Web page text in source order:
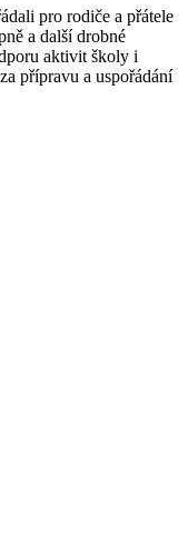
pro rodiče a přátele
a další drobné
aktivit školy i
přípravu a uspořádání